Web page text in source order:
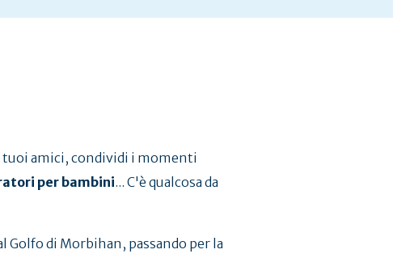
tuoi amici, condividi i momenti
per bambini... C'è qualcosa da
Golfo di Morbihan, passando per la